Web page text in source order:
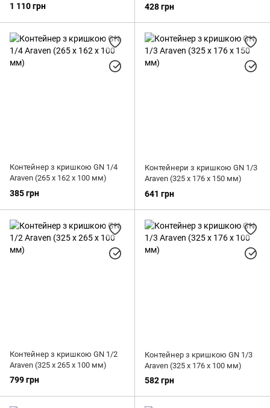
1 110 грн 428 грн
Контейнер з кришкою GN 1/4
Araven (265 х 162 х 100 мм)
385 грн
Контейнери з кришкою GN 1/3
Araven (325 х 176 х 150 мм)
641 грн
Контейнер з кришкою GN 1/2
Araven (325 х 265 х 100 мм)
799 грн
Контейнер з кришкою GN 1/3
Araven (325 х 176 х 100 мм)
582 грн